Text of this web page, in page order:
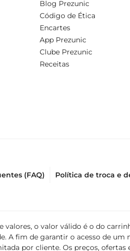
Blog Prezunic
Código de Ética
Encartes
App Prezunic
Clube Prezunic
Receitas
(FAQ) Política de troca e
valores, o valor válido é o do
A fim de garantir o acesso de
por cliente. Os preços,